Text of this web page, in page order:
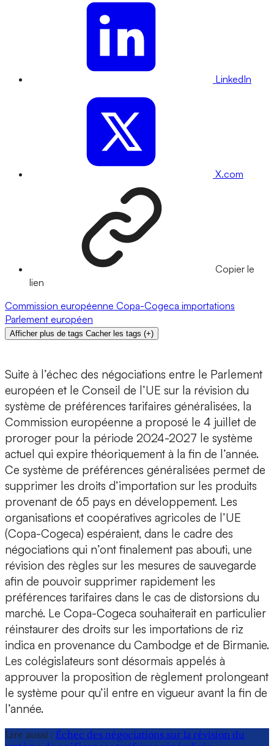
LinkedIn
X.com
Copier le
lien
Commission européenne Copa-Cogeca importations
Parlement européen
Afficher plus de tags Cacher les tags (+)
Suite à l’échec des négociations entre le Parlement
européen et le Conseil de l’UE sur la révision du
système de préférences tarifaires généralisées, la
Commission européenne a proposé le 4 juillet de
proroger pour la période 2024-2027 le système
actuel qui expire théoriquement à la fin de l’année.
Ce système de préférences généralisées permet de
supprimer les droits d’importation sur les produits
provenant de 65 pays en développement. Les
organisations et coopératives agricoles de l’UE
(Copa-Cogeca) espéraient, dans le cadre des
négociations qui n’ont finalement pas abouti, une
révision des règles sur les mesures de sauvegarde
afin de pouvoir supprimer rapidement les
préférences tarifaires dans le cas de distorsions du
marché. Le Copa-Cogeca souhaiterait en particulier
réinstaurer des droits sur les importations de riz
indica en provenance du Cambodge et de Birmanie.
Les colégislateurs sont désormais appelés à
approuver la proposition de règlement prolongeant
le système pour qu’il entre en vigueur avant la fin de
l’année.
Lire aussi : Échec des négociations sur la révision du